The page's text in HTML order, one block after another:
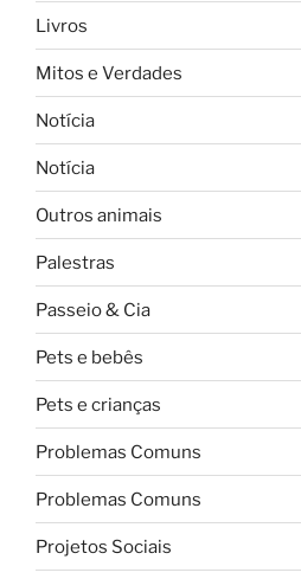
Livros
Mitos e Verdades
Notícia
Notícia
Outros animais
Palestras
Passeio & Cia
Pets e bebês
Pets e crianças
Problemas Comuns
Problemas Comuns
Projetos Sociais